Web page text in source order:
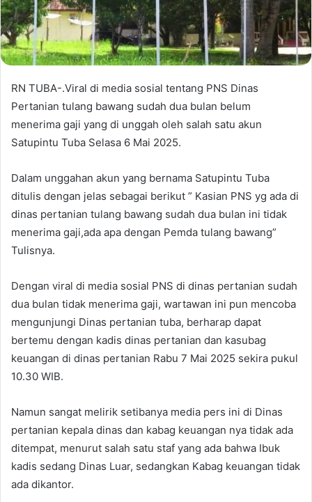
RN TUBA-.Viral di media sosial tentang PNS Dinas
Pertanian tulang bawang sudah dua bulan belum
menerima gaji yang di unggah oleh salah satu akun
Satupintu Tuba Selasa 6 Mai 2025.
Dalam unggahan akun yang bernama Satupintu Tuba
ditulis dengan jelas sebagai berikut ” Kasian PNS yg ada di
dinas pertanian tulang bawang sudah dua bulan ini tidak
menerima gaji,ada apa dengan Pemda tulang bawang”
Tulisnya.
Dengan viral di media sosial PNS di dinas pertanian sudah
dua bulan tidak menerima gaji, wartawan ini pun mencoba
mengunjungi Dinas pertanian tuba, berharap dapat
bertemu dengan kadis dinas pertanian dan kasubag
keuangan di dinas pertanian Rabu 7 Mai 2025 sekira pukul
10.30 WIB.
Namun sangat melirik setibanya media pers ini di Dinas
pertanian kepala dinas dan kabag keuangan nya tidak ada
ditempat, menurut salah satu staf yang ada bahwa Ibuk
kadis sedang Dinas Luar, sedangkan Kabag keuangan tidak
ada dikantor.